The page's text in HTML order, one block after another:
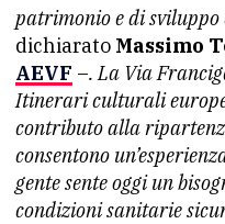
patrimonio e di
dichiarato Massimo
AEVF –. La Via
Itinerari culturali
contributo alla
consentono
gente sente oggi un
condizioni sanitarie